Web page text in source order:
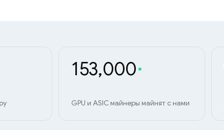
153,000
GPU и ASIC майнеры майнят с нами